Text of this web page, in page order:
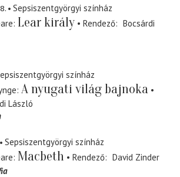
Sepsiszentgyörgyi színház
Lear király Rendező
Bocsárdi
színház
A nyugati világ bajnoka
László
Sepsiszentgyörgyi színház
Macbeth Rendező
David Zinder